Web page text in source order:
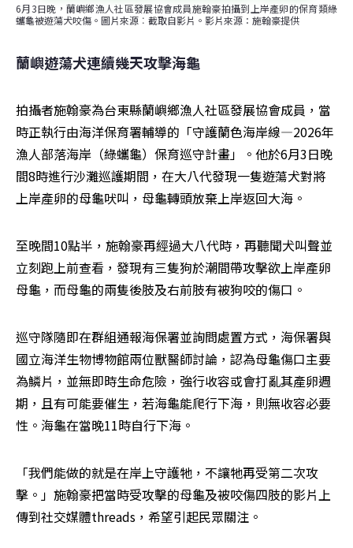
6月3日晚，蘭嶼鄉漁人社區發展協會成員施翰豪拍攝到上岸產卵的保育類綠
蠵龜被遊蕩犬咬傷。圖片來源︰截取自影片。影片來源：施翰豪提供
蘭嶼遊蕩犬連續幾天攻擊海龜
拍攝者施翰豪為台東縣蘭嶼鄉漁人社區發展協會成員，當
時正執行由海洋保育署輔導的「守護蘭色海岸線—2026年
漁人部落海岸（綠蠵龜）保育巡守計畫」。他於6月3日晚
間8時進行沙灘巡護期間，在大八代發現一隻遊蕩犬對將
上岸產卵的母龜吠叫，母龜轉頭放棄上岸返回大海。
至晚間10點半，施翰豪再經過大八代時，再聽聞犬叫聲並
立刻跑上前查看，發現有三隻狗於潮間帶攻擊欲上岸產卵
母龜，而母龜的兩隻後肢及右前肢有被狗咬的傷口。
巡守隊隨即在群組通報海保署並詢問處置方式，海保署與
國立海洋生物博物館兩位獸醫師討論，認為母龜傷口主要
為鱗片，並無即時生命危險，強行收容或會打亂其產卵週
期，且有可能要催生，若海龜能爬行下海，則無收容必要
性。海龜在當晚11時自行下海。
「我們能做的就是在岸上守護牠，不讓牠再受第二次攻
擊。」施翰豪把當時受攻擊的母龜及被咬傷四肢的影片上
傳到社交媒體threads，希望引起民眾關注。